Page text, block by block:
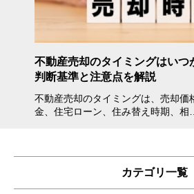
不動産売却のタイミングはいつ
判断基準と注意点を解説
不動産売却のタイミングは、売却価
金、住宅ローン、住み替え時期、相…
カテゴリ一覧